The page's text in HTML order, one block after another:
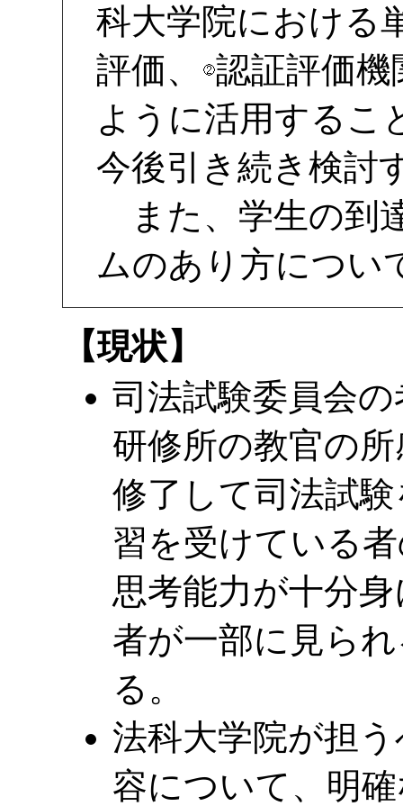
科大学院における
評価、
認証評価
ように活用するこ
今後引き続き検討
また、学生の到
ムのあり方につい
【現状】
司法試験委員会
研修所の教官の
修了して司法試
習を受けている
思考能力が十分
者が一部に見ら
る。
法科大学院が担
容について、明